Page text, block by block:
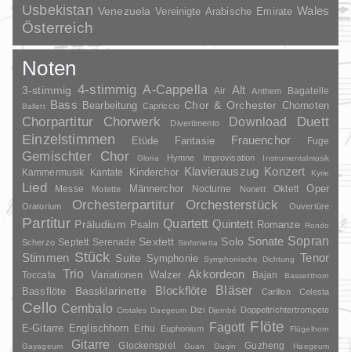
Usbekistan Venezuela Vereinigte Arabische Emirate Wales
Österreich
Noten
3-stimmig 4-stimmig A-Cappella Air Alt Anthem Bagatelle
Ballett Bass Bearbeitung Capriccio Chor & Orchester Chornoten
Chorpartitur Chorwerk Divertimento Download
Duett
Einzelstimmen
Etüde Fantasie Frauenchor Fuge
Gemischter Chor Gloria Hymne Improvisation Instrumentalmusik
Kammermusik Kantate Kinderchor Klavierauszug Konzert Kyrie
Lied Messe Motette Männerchor Nocturne Nonett Oktett Oper
Oratorium Orchesterpartitur Orchesterstück Ouvertüre
Partitur Präludium Psalm Quartett Quintett Romanze Rondo
Scherzo Septett Serenade Sextett Sinfonietta Solo Sonate Sopran
Stimmen Stück Suite Symphonie Symphonische Dichtung Tenor
Toccata Trio Variationen Walzer Akkordeon Bajan Bassetthorn
Bassflöte Bassklarinette Blockflöte Bläser Carillon Celesta
Cello Cembalo Crotales Daegeum Dizi Djembé Doppeltrichtertrompete
E-Gitarre Englischhorn Erhu Euphonium Fagott Flöte
Flügelhorn
Gayageum
Gitarre Glockenspiel Guan Guqin Guzheng
Haegeum